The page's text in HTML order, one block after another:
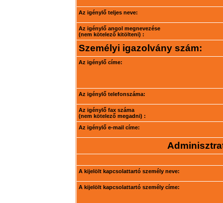
Az igénylő teljes neve:
Az igénylő angol megnevezése
(nem kötelező kitölteni) :
Személyi igazolvány szám:
Az igénylő címe:
Az igénylő telefonszáma:
Az igénylő fax száma
(nem kötelező megadni) :
Az igénylő e-mail címe:
A kijelölt kapcsolattartó személy neve:
A kijelölt kapcsolattartó személy címe: